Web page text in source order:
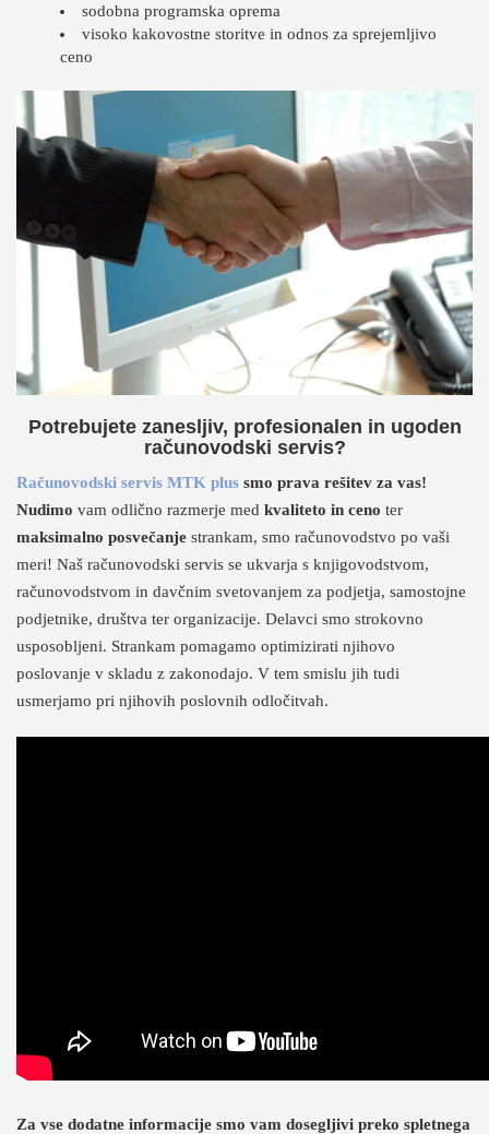
sodobna programska oprema
visoko kakovostne storitve in odnos za sprejemljivo
ceno
Potrebujete zanesljiv, profesionalen in ugoden
računovodski servis?
Računovodski servis MTK plus smo prava rešitev za vas!
Nudimo vam odlično razmerje med kvaliteto in ceno ter
maksimalno posvečanje strankam, smo računovodstvo po vaši
meri! Naš računovodski servis se ukvarja s knjigovodstvom,
računovodstvom in davčnim svetovanjem za podjetja, samostojne
podjetnike, društva ter organizacije. Delavci smo strokovno
usposobljeni. Strankam pomagamo optimizirati njihovo
poslovanje v skladu z zakonodajo. V tem smislu jih tudi
usmerjamo pri njihovih poslovnih odločitvah.
Za vse dodatne informacije smo vam dosegljivi preko spletnega